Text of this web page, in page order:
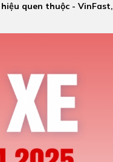
quen thuộc - VinFast,